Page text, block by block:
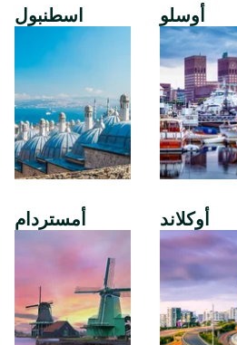
اسطنبول
أمستردام
أوسلو
أوكلاند